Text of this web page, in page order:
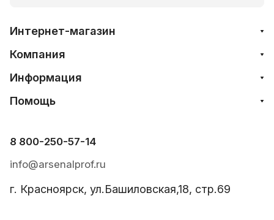
Интернет-магазин
Компания
Информация
Помощь
8 800-250-57-14
info@arsenalprof.ru
г. Красноярск, ул.Башиловская,18, стр.69